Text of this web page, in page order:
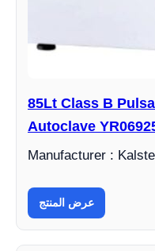
85Lt Class B
Autoclave
Manufacturer :
عرض المنتج